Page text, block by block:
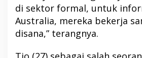
di sektor formal, untuk
Australia, mereka bekerja
disana,” terangnya.